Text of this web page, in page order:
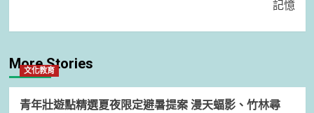
記憶
More Stories
文化教育
青年壯遊點精選夏夜限定避暑提案 漫天蝠影、竹林尋